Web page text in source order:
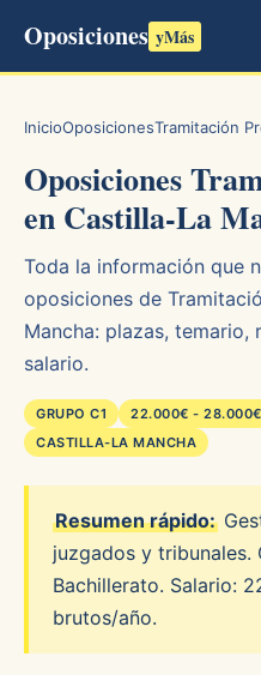
Oposiciones yMás
InicioOposicionesTramitación
Oposiciones
en Castilla-La
Toda la información que
oposiciones de
Mancha: plazas, temario,
salario.
GRUPO C1 22.000€ -
CASTILLA-LA MANCHA
Resumen rápido:
juzgados y tribunales.
Bachillerato. Salario:
brutos/año.